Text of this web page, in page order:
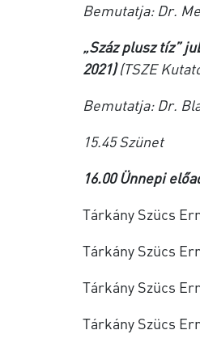
Bemutatja: Dr.
„Száz plusz tíz”
2021)(TSZE
Bemutatja: Dr.
15.45 Szünet
16.00 Ünnepi
Tárkány Szücs
Tárkány Szücs
Tárkány Szücs
Tárkány Szücs